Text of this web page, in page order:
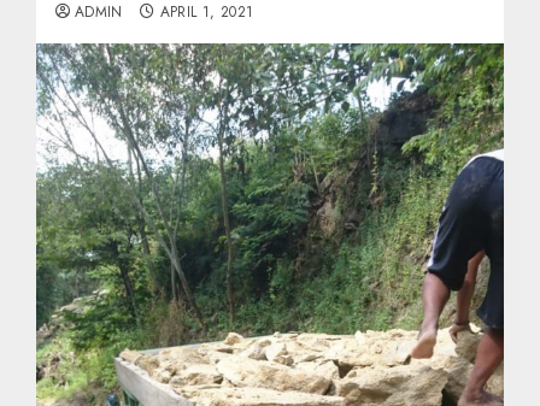
ADMIN APRIL 1, 2021